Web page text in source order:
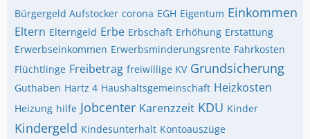
Bürgergeld Aufstocker corona EGH Eigentum Einkommen
Eltern Elterngeld Erbe Erbschaft Erhöhung Erstattung
Erwerbseinkommen Erwerbsminderungsrente Fahrkosten
Flüchtlinge Freibetrag freiwillige KV Grundsicherung
Guthaben Hartz 4 Haushaltsgemeinschaft Heizkosten
Heizung hilfe Jobcenter Karenzzeit KDU Kinder
Kindergeld Kindesunterhalt Kontoauszüge